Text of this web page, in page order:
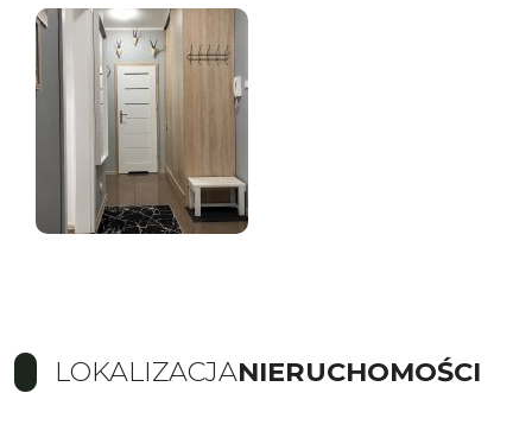
LOKALIZACJANIERUCHOMOŚCI